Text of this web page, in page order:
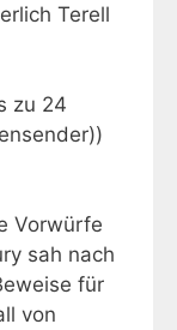
Terell
zu 24
Vorwürfe
sah nach
für
von